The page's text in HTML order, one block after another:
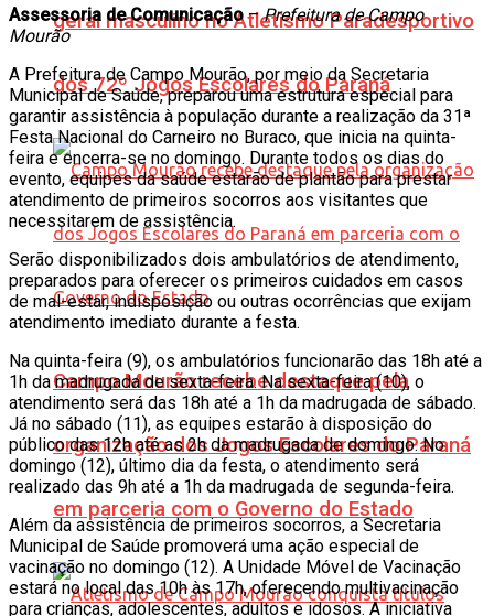
geral masculino no Atletismo Paradesportivo
dos 72º Jogos Escolares do Paraná
Campo Mourão recebe destaque pela
organização dos Jogos Escolares do Paraná
em parceria com o Governo do Estado
Assessoria de Comunicação–Prefeitura de Campo
Mourão
A Prefeitura de Campo Mourão, por meio da Secretaria
Municipal de Saúde, preparou uma estrutura especial para
garantir assistência à população durante a realização da 31ª
Festa Nacional do Carneiro no Buraco, que inicia na quinta-
feira e encerra-se no domingo. Durante todos os dias do
evento, equipes da saúde estarão de plantão para prestar
atendimento de primeiros socorros aos visitantes que
necessitarem de assistência.
Serão disponibilizados dois ambulatórios de atendimento,
preparados para oferecer os primeiros cuidados em casos
de mal-estar, indisposição ou outras ocorrências que exijam
atendimento imediato durante a festa.
Na quinta-feira (9), os ambulatórios funcionarão das 18h até a
1h da madrugada de sexta-feira. Na sexta-feira (10), o
atendimento será das 18h até a 1h da madrugada de sábado.
Já no sábado (11), as equipes estarão à disposição do
público das 12h até as 2h da madrugada de domingo. No
domingo (12), último dia da festa, o atendimento será
realizado das 9h até a 1h da madrugada de segunda-feira.
Além da assistência de primeiros socorros, a Secretaria
Municipal de Saúde promoverá uma ação especial de
vacinação no domingo (12). A Unidade Móvel de Vacinação
estará no local das 10h às 17h, oferecendo multivacinação
para crianças, adolescentes, adultos e idosos. A iniciativa